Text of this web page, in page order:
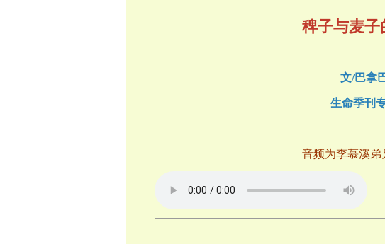
稗子与麦子
文/巴拿
生命季刊
音频为李慕溪弟